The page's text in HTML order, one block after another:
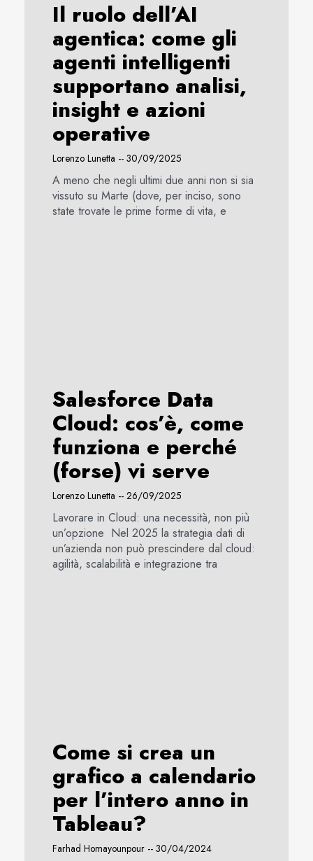
Il ruolo dell’AI
agentica: come gli
agenti intelligenti
supportano analisi,
insight e azioni
operative
Lorenzo Lunetta 30/09/2025
A meno che negli ultimi due anni non si sia
vissuto su Marte (dove, per inciso, sono
state trovate le prime forme di vita, e
Salesforce Data
Cloud: cos’è, come
funziona e perché
(forse) vi serve
Lorenzo Lunetta 26/09/2025
Lavorare in Cloud: una necessità, non più
un’opzione Nel 2025 la strategia dati di
un’azienda non può prescindere dal cloud:
agilità, scalabilità e integrazione tra
Come si crea un
grafico a calendario
per l’intero anno in
Tableau?
Farhad Homayounpour 30/04/2024